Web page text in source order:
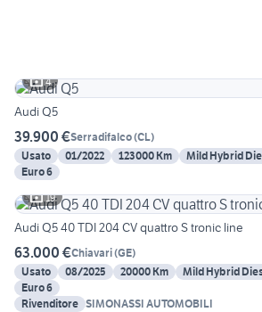
4
Audi Q5
39.900 €Serradifalco(CL)
Usato
01/2022 123000 Km Mild Hybrid
Euro 6
19
Audi Q5 40 TDI 204 CV quattro S tronic line
63.000 €Chiavari(GE)
Usato
08/2025 20000 Km Mild Hybrid
Euro 6
Rivenditore SIMONASSI AUTOMOBILI